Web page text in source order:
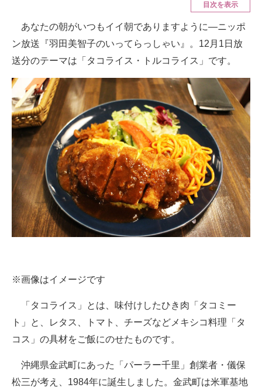
ITの今と未来を見通す
スマホと通信の最新トレンド
進化するPCとデバイスの未来
好きが集まる 比べて選べる
ビジネスと働き方のヒント
AI活用のいまが分かる
企業ITのトレンドを詳説
経営リーダーのコミュニティ
マーケ×ITの今がよく分かる
企業向けIT製品の総合サイト
IT製品の技術・比較・事例
製造業のIT導入・活用を支援
モノづくり技術者専門サイト
エレクトロニクス専門サイト
目次を表示
あなたの朝がいつもイイ朝でありますように—ニッポ
ン放送『羽田美智子のいってらっしゃい』。12月1日放
送分のテーマは「タコライス・トルコライス」です。
※画像はイメージです
「タコライス」とは、味付けしたひき肉「タコミー
ト」と、レタス、トマト、チーズなどメキシコ料理「タ
コス」の具材をご飯にのせたものです。
沖縄県金武町にあった「パーラー千里」創業者・儀保
松三が考え、1984年に誕生しました。金武町は米軍基地